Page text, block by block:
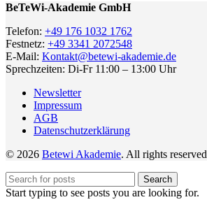
BeTeWi-Akademie GmbH
Telefon: +49 176 1032 1762
Festnetz: +49 3341 2072548
E-Mail: Kontakt@betewi-akademie.de
Sprechzeiten: Di-Fr 11:00 – 13:00 Uhr
Newsletter
Impressum
AGB
Datenschutzerklärung
© 2026 Betewi Akademie. All rights reserved
Search
Start typing to see posts you are looking for.